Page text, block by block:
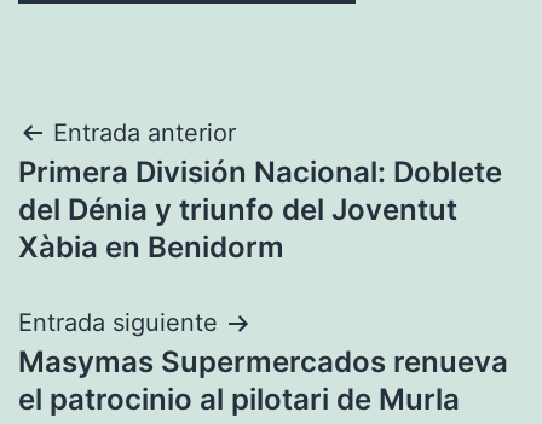
Navegación
de
entradas
Entrada anterior
Primera División Nacional: Doblete
del Dénia y triunfo del Joventut
Xàbia en Benidorm
Entrada siguiente
Masymas Supermercados renueva
el patrocinio al pilotari de Murla